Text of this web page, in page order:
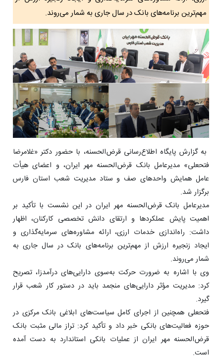
مهم‌ترین برنامه‌های بانک در سال جاری به شمار می‌روند.
به گزارش پایگاه اطلاع‌رسانی قرض‌الحسنه، با حضور دکتر «غلامرضا
فتحعلی» مدیرعامل بانک قرض‌الحسنه مهر ایران، و اعضای هیأت
عامل همایش واحدهای صف و ستاد مدیریت شعب استان فارس
برگزار شد.
مدیرعامل بانک قرض‌الحسنه مهر ایران در این نشست با تأکید بر
اهمیت پایش عملکردها و ارتقای دانش تخصصی کارکنان، اظهار
داشت: راه‌اندازی خدمات ارزی، ارائه مشاوره‌های سرمایه‌گذاری و
ایجاد زنجیره ارزش از مهم‌ترین برنامه‌های بانک در سال جاری به
شمار می‌روند.
وی با اشاره به ضرورت حرکت به‌سوی دارایی‌های درآمدزا، تصریح
کرد: مدیریت مؤثر دارایی‌های منجمد باید در دستور کار شعب قرار
گیرد.
فتحعلی همچنین از اجرای کامل سیاست‌های ابلاغی بانک مرکزی در
حوزه فعالیت‌های بانکی خبر داد و تأکید کرد: تراز مالی مثبت بانک
قرض‌الحسنه مهر ایران از عملیات بانکی استاندارد به دست آمده
است.